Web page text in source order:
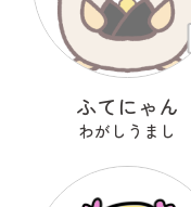
ふてにゃん
わがしうまし